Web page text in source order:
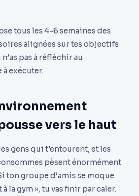
tous les 4-6 semaines des
alignées sur tes objectifs
pas à réfléchir au
exécuter.
vers le haut
gens qui t’entourent, et les
pèsent énormément
ton groupe d’amis se moque
la gym », tu vas finir par caler.